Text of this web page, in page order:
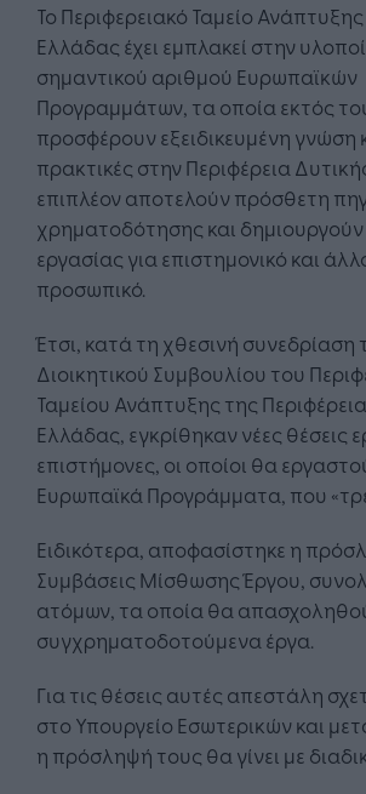
Το Περιφερειακό Ταμείο
Ελλάδας έχει εμπλακεί στην
σημαντικού αριθμού Ευρωπαϊκών
Προγραμμάτων, τα οποία εκτός
προσφέρουν εξειδικευμένη γνώση
πρακτικές στην Περιφέρεια
επιπλέον αποτελούν πρόσθετη
χρηματοδότησης και δημιουργούν
εργασίας για επιστημονικό και
προσωπικό.
Έτσι, κατά τη χθεσινή συνεδρίαση
Διοικητικού Συμβουλίου του
Ταμείου Ανάπτυξης της
Ελλάδας, εγκρίθηκαν νέες θέσεις
επιστήμονες, οι οποίοι θα
Ευρωπαϊκά Προγράμματα, που
Ειδικότερα, αποφασίστηκε η
Συμβάσεις Μίσθωσης Έργου,
ατόμων, τα οποία θα
συγχρηματοδοτούμενα έργα.
Για τις θέσεις αυτές απεστάλη
στο Υπουργείο Εσωτερικών και
η πρόσληψή τους θα γίνει με